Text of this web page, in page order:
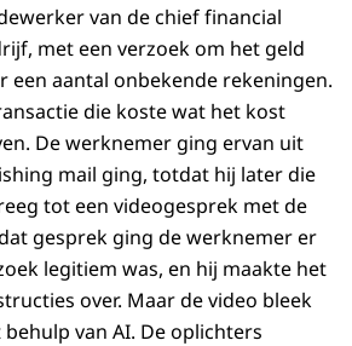
van de chief financial
met een verzoek om het geld
een aantal onbekende rekeningen.
die koste wat het kost
De werknemer ging ervan uit
mail ging, totdat hij later die
tot een videogesprek met de
dat gesprek ging de werknemer er
legitiem was, en hij maakte het
over. Maar de video bleek
van AI. De oplichters